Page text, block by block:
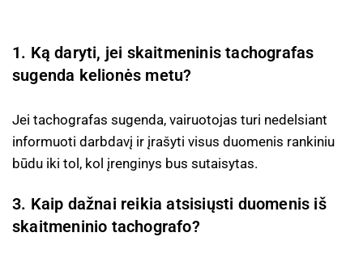
1. Ką daryti, jei skaitmeninis tachografas
sugenda kelionės metu?
Jei tachografas sugenda, vairuotojas turi nedelsiant
informuoti darbdavį ir įrašyti visus duomenis rankiniu
būdu iki tol, kol įrenginys bus sutaisytas.
3. Kaip dažnai reikia atsisiųsti duomenis iš
skaitmeninio tachografo?